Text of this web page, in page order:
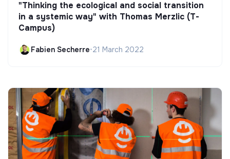
"Thinking the ecological and social transition
in a systemic way" with Thomas Merzlic (T-
Campus)
Fabien Secherre•21 March 2022